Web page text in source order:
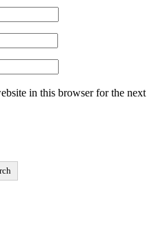
in this browser for the next